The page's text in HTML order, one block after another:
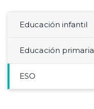
Educación infantil
Educación primaria
ESO